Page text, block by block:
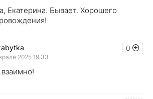
Екатерина. Бывает. Хорошего
0
2025 19:33